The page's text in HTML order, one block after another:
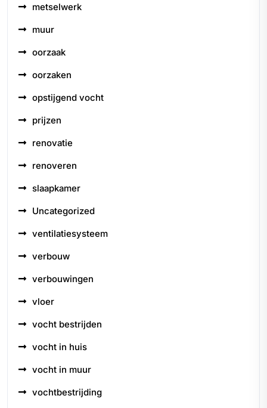
metselwerk
muur
oorzaak
oorzaken
opstijgend vocht
prijzen
renovatie
renoveren
slaapkamer
Uncategorized
ventilatiesysteem
verbouw
verbouwingen
vloer
vocht bestrijden
vocht in huis
vocht in muur
vochtbestrijding